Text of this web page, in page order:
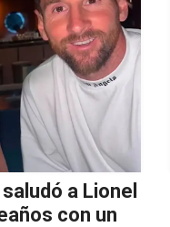
a Lionel
con un